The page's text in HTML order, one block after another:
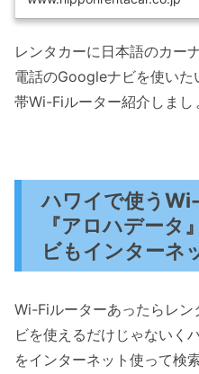
レンタカーに日本語のカー
電話のGoogleナビを使い
帯Wi-Fiルーター紹介しまし
ハワイで使う
『アロハデータ
ビもインターネ
Wi-Fiルーターあったらレ
ビを使えるだけじゃないく
をインターネット使って検